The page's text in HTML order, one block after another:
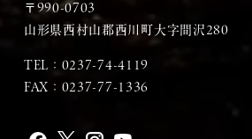
〒990-0703
山形県西村山郡西川町大字間沢280
TEL： 0237-74-4119
FAX：0237-77-1336